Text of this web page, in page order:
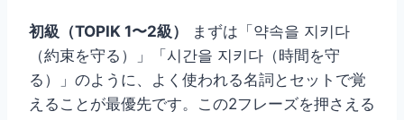
初級（TOPIK 1〜2級）
まずは「약속을 지키다
（約束を守る）」「시간을 지키다（時間を守
る）」のように、よく使われる名詞とセットで覚
えることが最優先です。この2フレーズを押さえる